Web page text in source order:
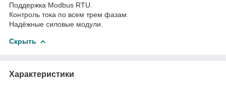
Поддержка Modbus RTU.
Контроль тока по всем трем фазам.
Надёжные силовые модули.
Скрыть
Характеристики